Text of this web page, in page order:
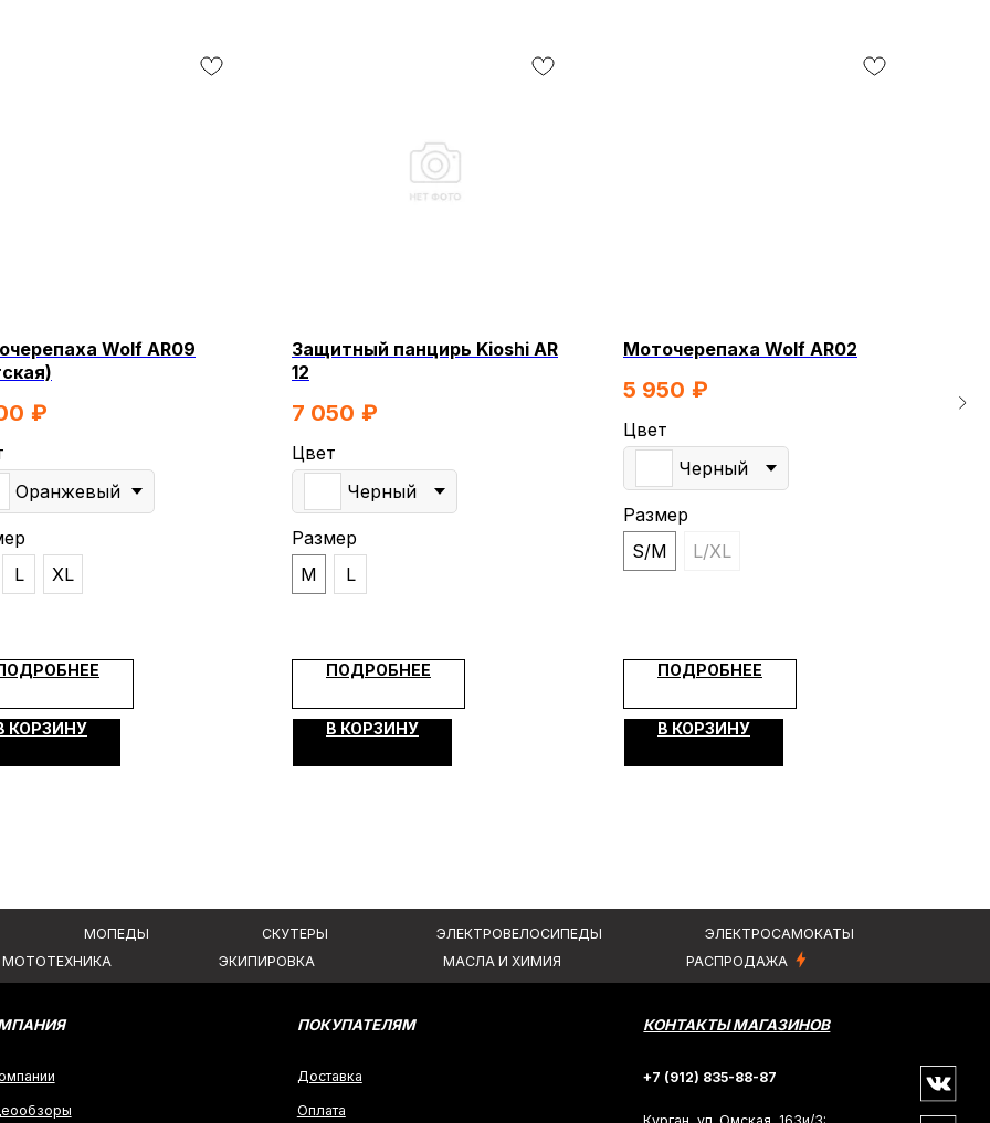
Wolf AR09
₽
Оранжевый
L XL
КОРЗИНУ
Защитный панцирь Kioshi AR
12
7 050 ₽
Цвет
Черный
Размер
M
L
ПОДРОБНЕЕ
В КОРЗИНУ
Моточерепаха Wolf AR02
5 950 ₽
Цвет
Черный
Размер
S/M
L/XL
ПОДРОБНЕЕ
В КОРЗИНУ
6
МАСЛА И ХИМИЯ РАСПРОДАЖА
Политика конфиденциальности
Гарантия и возврат
ПОКУПАТЕЛЯМ КОНТАКТЫ МАГАЗИНОВ
условиях
ГК РФ.